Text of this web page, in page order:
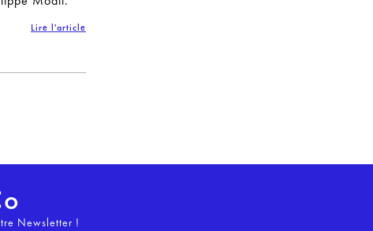
Lire l'article
Newsletter !